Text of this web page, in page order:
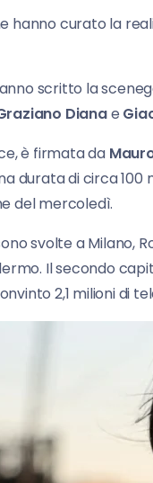
hanno curato la
scritto la
Dianae
è firmata da
durata di circa
del mercoledì.
svolte a Milano,
Il secondo
2,1 milioni di